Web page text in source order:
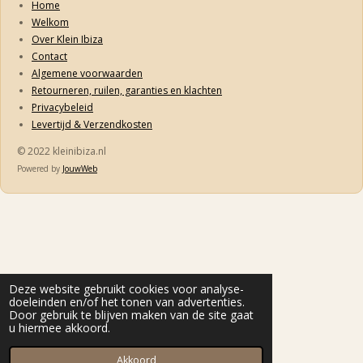
Deze website gebruikt cookies voor analyse-
doeleinden en/of het tonen van advertenties.
Door gebruik te blijven maken van de site gaat
u hiermee akkoord.
Akkoord
Home
Welkom
Over Klein Ibiza
Contact
Algemene voorwaarden
Retourneren, ruilen, garanties en klachten
Privacybeleid
Levertijd & Verzendkosten
© 2022 kleinibiza.nl
Powered by JouwWeb